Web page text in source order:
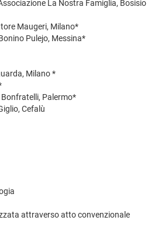
La Nostra Famiglia, Bosisio
Maugeri, Milano*
Pulejo, Messina*
Milano *
Bonfratelli, Palermo*
Cefalù
attraverso atto convenzionale